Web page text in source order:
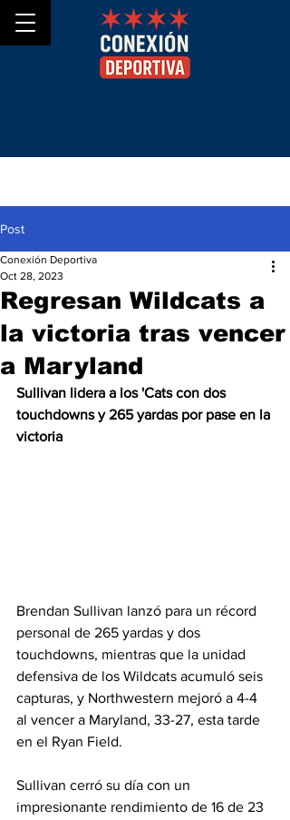
Post
Regresan Wildcats a
la victoria tras vencer
a Maryland
Conexión Deportiva
Oct 28, 2023
Sullivan lidera a los 'Cats con dos
touchdowns y 265 yardas por pase en la
victoria
Brendan Sullivan lanzó para un récord
personal de 265 yardas y dos
touchdowns, mientras que la unidad
defensiva de los Wildcats acumuló seis
capturas, y Northwestern mejoró a 4-4
al vencer a Maryland, 33-27, esta tarde
en el Ryan Field.
Sullivan cerró su día con un
impresionante rendimiento de 16 de 23